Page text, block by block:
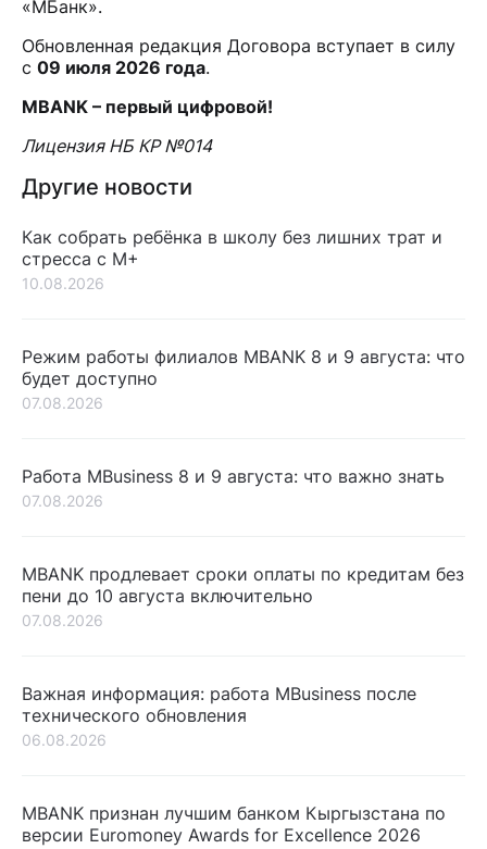
«МБанк».
Обновленная редакция Договора вступает в силу
с 09 июля 2026 года.
MBANK – первый цифровой!
Лицензия НБ КР №014
Другие новости
Как собрать ребёнка в школу без лишних трат и
стресса с М+
10.08.2026
Режим работы филиалов MBANK 8 и 9 августа: что
будет доступно
07.08.2026
Работа MBusiness 8 и 9 августа: что важно знать
07.08.2026
MBANK продлевает сроки оплаты по кредитам без
пени до 10 августа включительно
07.08.2026
Важная информация: работа MBusiness после
технического обновления
06.08.2026
MBANK признан лучшим банком Кыргызстана по
версии Euromoney Awards for Excellence 2026